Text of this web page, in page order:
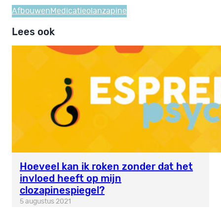
Afbouwen Medicatieolanzapine
Lees ook
Hoeveel kan ik roken zonder dat het
invloed heeft op mijn
clozapinespiegel?
5 augustus 2021